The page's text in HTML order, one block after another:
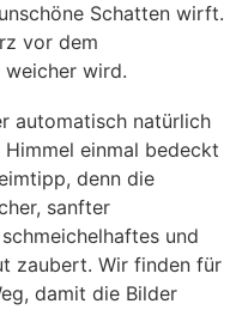
Schatten wirft.
vor dem
weicher wird.
automatisch natürlich
einmal bedeckt
denn die
sanfter
und
zaubert. Wir finden für
damit die Bilder